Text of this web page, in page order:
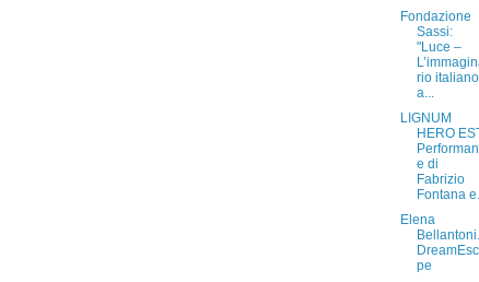
Fondazione
Sassi:
"Luce –
rio italiano
a...
LIGNUM
HERO
e di
Fabrizio
Fontana
Elena
Bellantoni.
pe